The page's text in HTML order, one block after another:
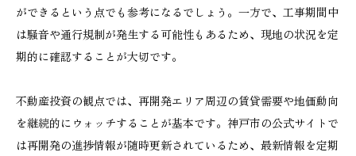
ができるという点でも参考になるでしょう。一方で、工事期間中
は騒音や通行規制が発生する可能性もあるため、現地の状況を定
期的に確認することが大切です。
不動産投資の観点では、再開発エリア周辺の賃貸需要や地価動向
を継続的にウォッチすることが基本です。神戸市の公式サイトで
は再開発の進捗情報が随時更新されているため、最新情報を定期